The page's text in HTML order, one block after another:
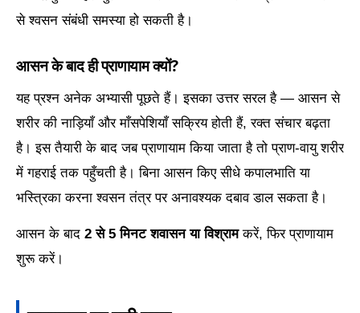
से श्वसन संबंधी समस्या हो सकती है।
आसन के बाद ही प्राणायाम क्यों?
यह प्रश्न अनेक अभ्यासी पूछते हैं। इसका उत्तर सरल है — आसन से
शरीर की नाड़ियाँ और माँसपेशियाँ सक्रिय होती हैं, रक्त संचार बढ़ता
है। इस तैयारी के बाद जब प्राणायाम किया जाता है तो प्राण-वायु शरीर
में गहराई तक पहुँचती है। बिना आसन किए सीधे कपालभाति या
भस्त्रिका करना श्वसन तंत्र पर अनावश्यक दबाव डाल सकता है।
आसन के बाद 2 से 5 मिनट शवासन या विश्रामकरें, फिर प्राणायाम
शुरू करें।